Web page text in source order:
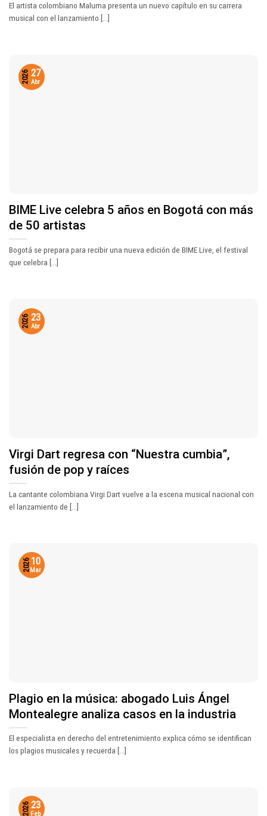
El artista colombiano Maluma presenta un nuevo capítulo en su carrera
musical con el lanzamiento [...]
BIME Live celebra 5 años en Bogotá con más
de 50 artistas
Bogotá se prepara para recibir una nueva edición de BIME Live, el festival
que celebra [...]
27
Abr
2026
Virgi Dart regresa con “Nuestra cumbia”,
fusión de pop y raíces
La cantante colombiana Virgi Dart vuelve a la escena musical nacional con
el lanzamiento de [...]
23
Abr
2026
Plagio en la música: abogado Luis Ángel
Montealegre analiza casos en la industria
El especialista en derecho del entretenimiento explica cómo se identifican
los plagios musicales y recuerda [...]
10
Mar
2026
23
Feb
2026